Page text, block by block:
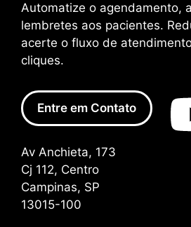
Automatize o agendamento,
lembretes aos pacientes.
acerte o fluxo de
cliques.
Entre em Contato
Av Anchieta, 173
Cj 112, Centro
Campinas, SP
13015-100